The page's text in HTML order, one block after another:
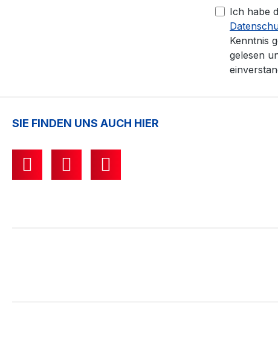
Ich habe
Kenntnis
gelesen
SIE FINDEN UNS AUCH HIER